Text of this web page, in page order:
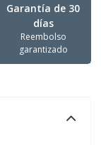
Garantía de 30
días
Reembolso
garantizado